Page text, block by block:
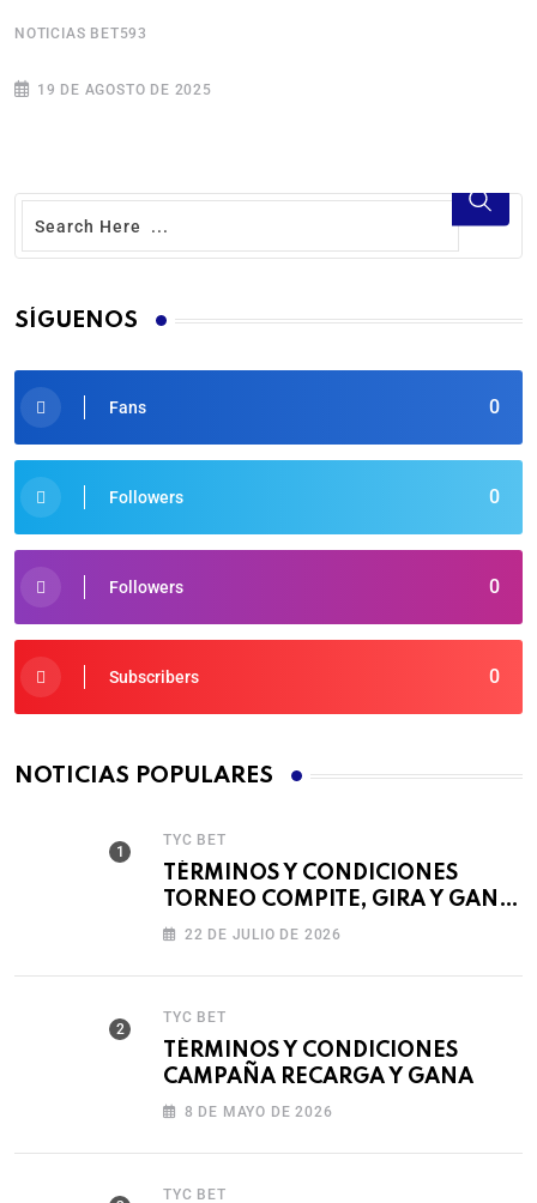
NOTICIAS BET593
19 DE AGOSTO DE 2025
SÍGUENOS
0
Fans
0
Followers
0
Followers
0
Subscribers
NOTICIAS POPULARES
TYC BET
TÉRMINOS Y CONDICIONES
TORNEO COMPITE, GIRA Y GANA
🎰 22 DE JULIO DE 2026
TYC BET
TÉRMINOS Y CONDICIONES
CAMPAÑA RECARGA Y GANA
8 DE MAYO DE 2026
TYC BET